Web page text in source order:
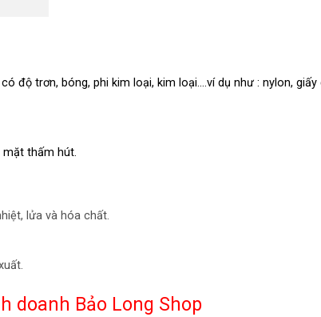
độ trơn, bóng, phi kim loại, kim loại….ví dụ như : nylon, giấy
mặt thấm hút.
lửa và hóa chất.
doanh Bảo Long Shop